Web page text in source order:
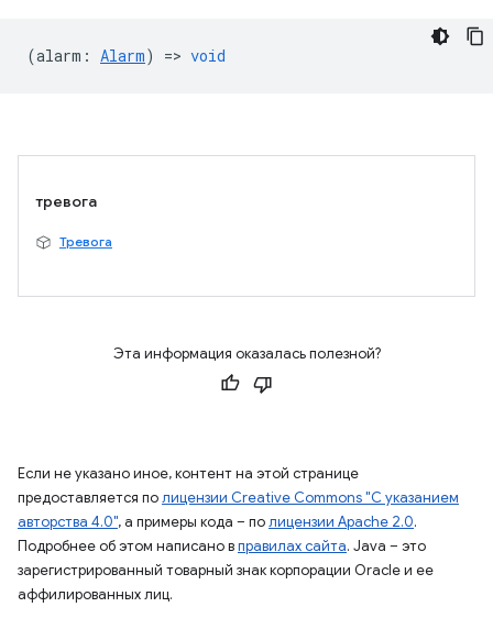
(alarm : Alarm) => void
тревога
Тревога
Эта информация оказалась полезной?
Если не указано иное, контент на этой странице
предоставляется полицензии Creative Commons "С указанием
авторства 4.0", а примеры кода – полицензии Apache 2.0.
Подробнее об этом написано вправилах сайта. Java – это
зарегистрированный товарный знак корпорации Oracle и ее
аффилированных лиц.